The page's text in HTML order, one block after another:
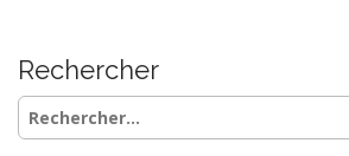
Rechercher
Rechercher :